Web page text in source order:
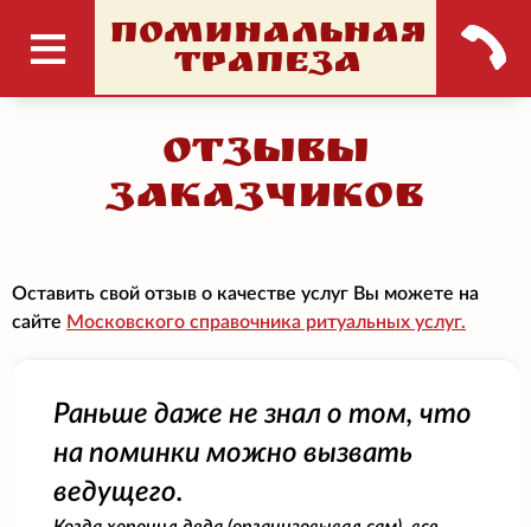
ПОМИНАЛЬНАЯ
ТРАПЕЗА
Отзывы
заказчиков
Оставить свой отзыв о качестве услуг Вы можете на
сайте Московского справочника ритуальных услуг.
Раньше даже не знал о том, что
на поминки можно вызвать
ведущего.